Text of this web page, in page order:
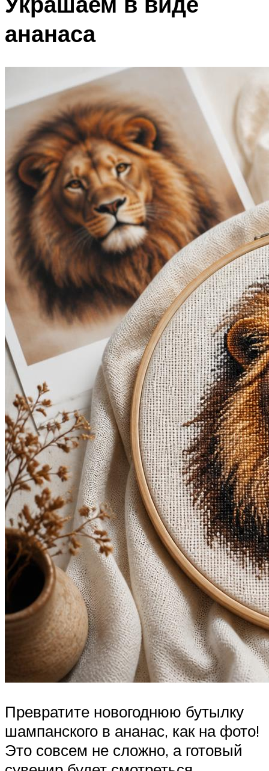
ананаса
Превратите новогоднюю бутылку
шампанского в ананас, как на фото!
Это совсем не сложно, а готовый